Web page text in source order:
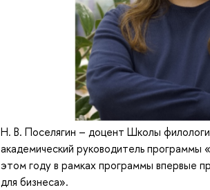
Н. В. Поселягин – доцент Школы
академический руководитель программы
этом году в рамках программы впервые
для бизнеса».